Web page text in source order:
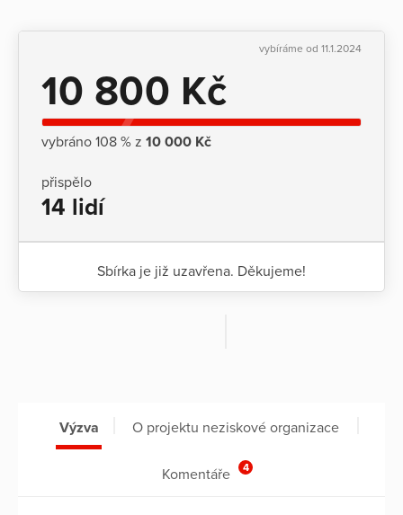
vybíráme od 11.1.2024
10 800 Kč
vybráno 108 % z 10 000 Kč
přispělo
14 lidí
Sbírka je již uzavřena. Děkujeme!
Výzva O projektu neziskové organizace
Komentáře 4